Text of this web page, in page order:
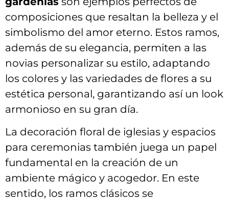
⁤composiciones⁣ que resaltan la belleza y ⁣el
simbolismo del ​amor eterno. Estos ramos,
además de su ‌elegancia,‌ permiten a⁤ las
novias personalizar su‍ estilo, adaptando‌
los ‌colores y las variedades de ‍flores a ‌su
estética personal, garantizando así un look
armonioso en su ‌gran día.
La ⁤decoración floral de⁢ iglesias y espacios
para ceremonias también juega un papel
fundamental en la creación ⁣de un
⁢ambiente ​mágico​ y‌ acogedor. En‍ este
sentido, los ramos clásicos se